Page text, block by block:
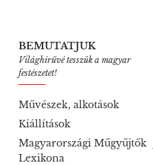
BEMUTATJUK
Világhírűvé tesszük a magyar
festészetet!
Művészek, alkotások
Kiállítások
Magyarországi Műgyűjtők
Lexikona